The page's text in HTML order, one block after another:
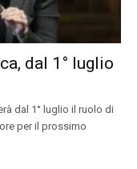
dal 1° luglio
dal 1° luglio il ruolo di
per il prossimo